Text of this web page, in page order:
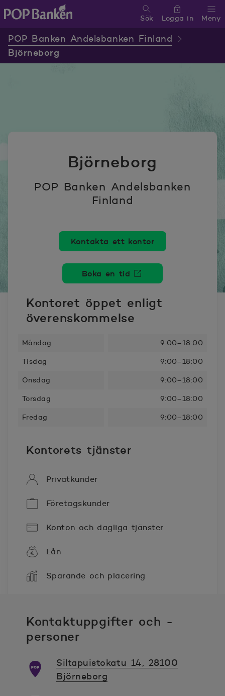
Meny
Sök Logga in
POP Banken Andelsbanken Finland
Björneborg
Björneborg
POP Banken Andelsbanken
Finland
Kontakta ett kontor
Boka en tid
Öppnas i nytt fönster
Kontoret öppet enligt
överenskommelse
Måndag 9:00–18:00
Tisdag 9:00–18:00
Onsdag 9:00–18:00
Torsdag 9:00–18:00
Fredag 9:00–18:00
Kontorets tjänster
Privatkunder
Företagskunder
Konton och dagliga tjänster
Lån
Sparande och placering
Kontaktuppgifter och -
personer
Siltapuistokatu 14, 28100
Björneborg